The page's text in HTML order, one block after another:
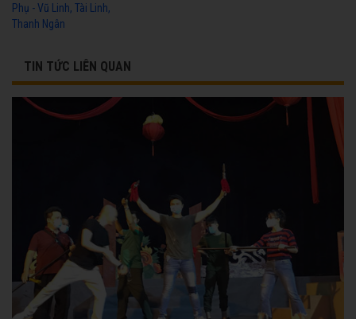
Phụ - Vũ Linh, Tài Linh,
Thanh Ngân
TIN TỨC LIÊN QUAN